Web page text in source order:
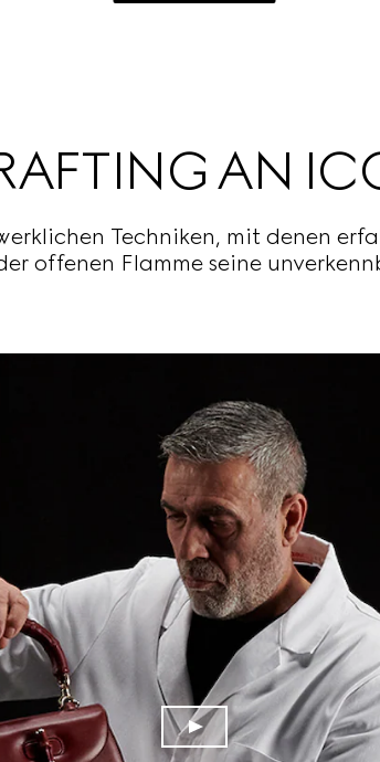
AN
Techniken, mit denen
offenen Flamme seine